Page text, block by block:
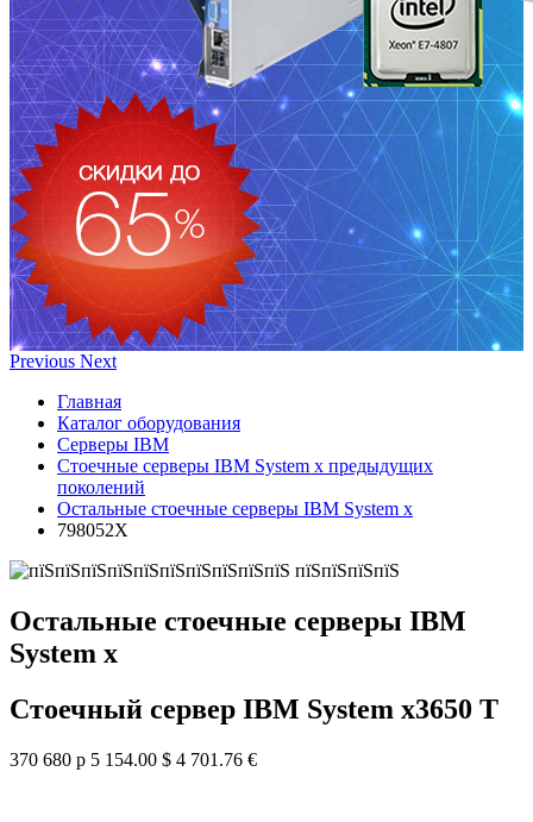
Previous Next
Главная
Каталог оборудования
Серверы IBM
Стоечные серверы IBM System x предыдущих
поколений
Остальные стоечные серверы IBM System x
798052X
Остальные стоечные серверы IBM
System x
Стоечный сервер IBM System x3650 T
370 680 р 5 154.00 $ 4 701.76 €